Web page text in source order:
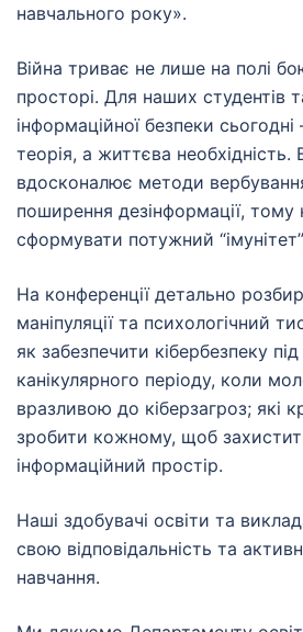
навчального року».
Війна триває не лише на полі
просторі. Для наших студентів
інформаційної безпеки
теорія, а життєва необхідність.
вдосконалює методи
поширення дезінформації, тому
сформувати потужний
На конференції детально
маніпуляції та психологічний
як забезпечити кібербезпеку
канікулярного періоду, коли
вразливою до кіберзагроз; які
зробити кожному, щоб
інформаційний простір.
Наші здобувачі освіти та
свою відповідальність та
навчання.